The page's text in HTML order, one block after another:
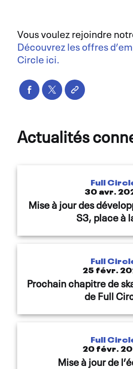
Vous voulez rejoindre
Découvrez les offres
Circle ici.